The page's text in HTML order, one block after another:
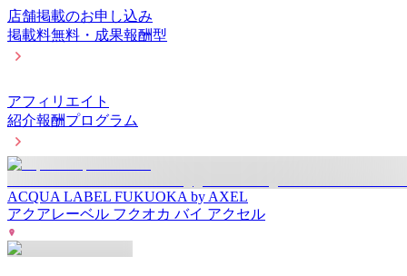
店舗掲載のお申し込み
掲載料無料・成果報酬型
アフィリエイト
紹介報酬プログラム
ACQUA LABEL FUKUOKA by AXEL
アクアレーベル フクオカ バイ アクセル